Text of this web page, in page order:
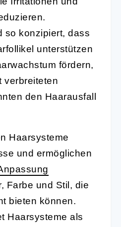
so konzipiert, dass
unterstützen
fördern,
verbreiteten
den Haarausfall
Haarsysteme
und ermöglichen
Farbe und Stil, die
bieten können.
Haarsysteme als